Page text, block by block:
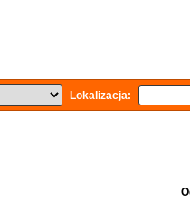
Lokalizacja: